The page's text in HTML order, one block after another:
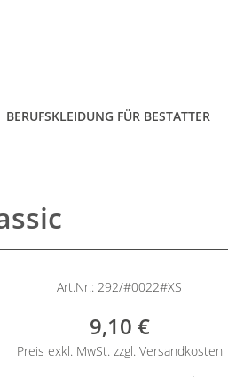
BERUFSKLEIDUNG FÜR BESTATTER
Art.Nr.: 292/#0022#XS
9,10 €
Preis exkl. MwSt. zzgl. Versandkosten